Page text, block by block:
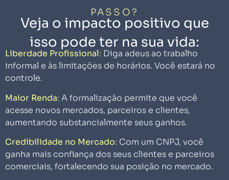
PASSO?
Veja o impacto positivo que
isso pode ter na sua vida:
Liberdade Profissional: Diga adeus ao trabalho
informal e às limitações de horários. Você estará no
controle.
Maior Renda: A formalização permite que você
acesse novos mercados, parceiros e clientes,
aumentando substancialmente seus ganhos.
Credibilidade no Mercado: Com um CNPJ, você
ganha mais confiança dos seus clientes e parceiros
comerciais, fortalecendo sua posição no mercado.